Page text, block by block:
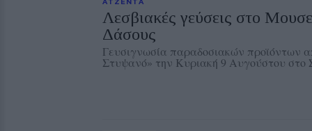
Λεσβιακές γεύσεις στο
Δάσους
Γευσιγνωσία παραδοσιακών προϊόντων
Στυψανό» την Κυριακή 9 Αυγούστου στο